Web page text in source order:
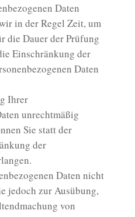
Daten
in der Regel Zeit, um
die Dauer der Prüfung
Einschränkung der
Daten
Ihrer
unrechtmäßig
Sie statt der
der
Daten nicht
jedoch zur Ausübung,
von